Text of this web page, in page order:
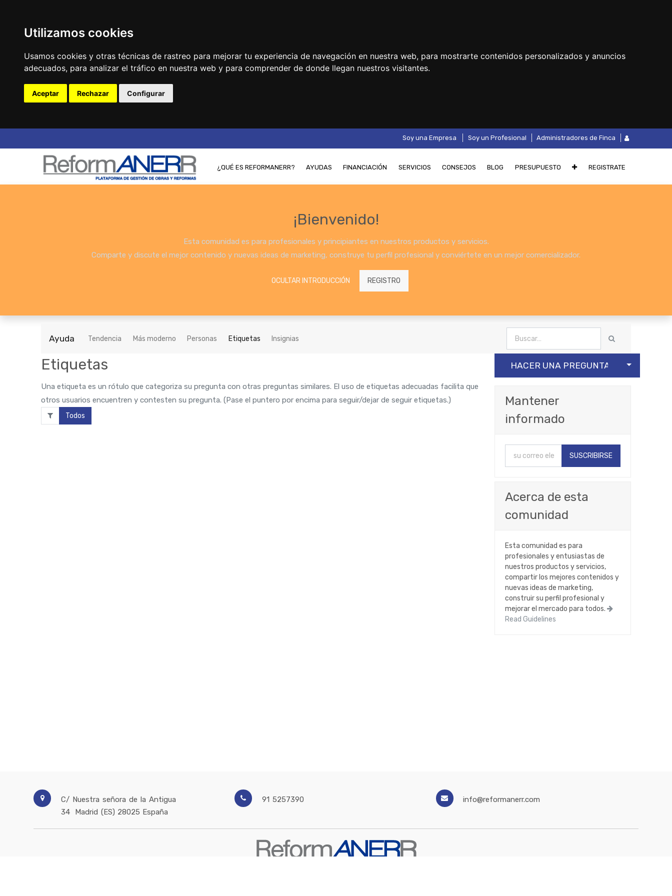
Utilizamos cookies
Usamos cookies y otras técnicas de rastreo para mejorar tu experiencia de navegación en nuestra web, para mostrarte contenidos personalizados y anuncios
adecuados, para analizar el tráfico en nuestra web y para comprender de donde llegan nuestros visitantes.
Aceptar Rechazar Configurar
Soy una Empresa. Soy un Profesional Administradores de Finca
¿QUÉ ES REFORMANERR? AYUDAS FINANCIACIÓN SERVICIOS CONSEJOS BLOG PRESUPUESTO REGISTRATE
¡Bienvenido!
Esta comunidad es para profesionales y principiantes en nuestros productos y servicios.
Comparte y discute el mejor contenido y nuevas ideas de marketing, construye tu perfil profesional y conviértete en un mejor comercializador.
OCULTAR INTRODUCCIÓN REGISTRO
Ayuda Tendencia Más moderno Personas Etiquetas Insignias
Etiquetas
Una etiqueta es un rótulo que categoriza su pregunta con otras preguntas similares. El uso de etiquetas adecuadas facilita que
otros usuarios encuentren y contesten su pregunta. (Pase el puntero por encima para seguir/dejar de seguir etiquetas.)
Todos
HACER UNA PREGUNTA SELECT
Mantener
informado
SUSCRIBIRSE
Acerca de esta
comunidad
Esta comunidad es para
profesionales y entusiastas de
nuestros productos y servicios,
compartir los mejores contenidos y
nuevas ideas de marketing,
construir su perfil profesional y
mejorar el mercado para todos.
Read Guidelines
C/ Nuestra señora de la Antigua
34
Madrid (ES) 28025 España
91 5257390 info@reformanerr.com